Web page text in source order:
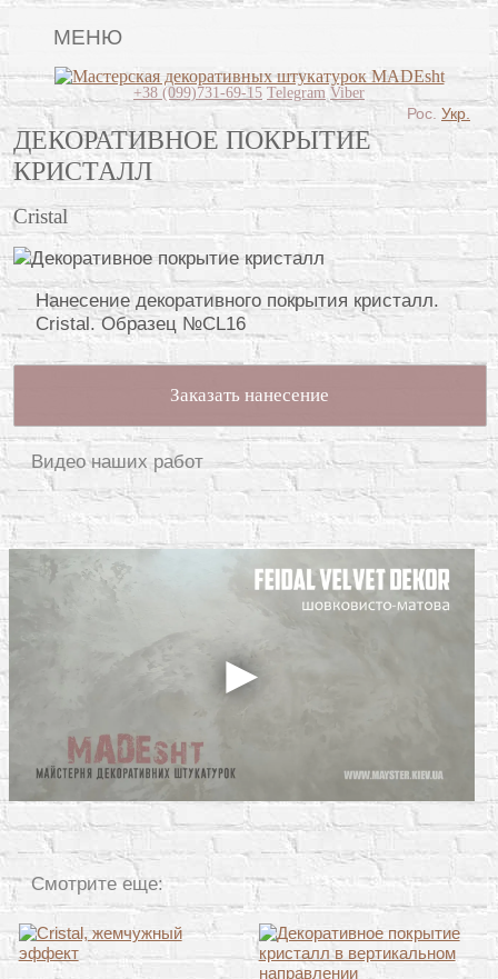
МЕНЮ
Lincrusta
Виды штукатурок
Поклейка обоев
Картины
Декоративные панно
Видео
Вопрос-ответ
Контакты
+38 (099)731-69-15 Telegram Viber
ДЕКОРАТИВНОЕ ПОКРЫТИЕ
КРИСТАЛЛ
Cristal
Нанесение декоративного покрытия кристалл.
Cristal. Образец №CL16
Заказать нанесение
Видео наших работ
Смотрите еще:
Рос. Укр.